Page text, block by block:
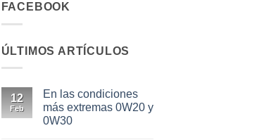
FACEBOOK
ÚLTIMOS ARTÍCULOS
12
Feb
En las condiciones
más extremas 0W20 y
0W30